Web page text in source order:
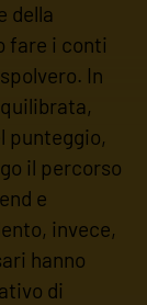
della
fare i conti
In
punteggio,
il percorso
e
invece,
hanno
di